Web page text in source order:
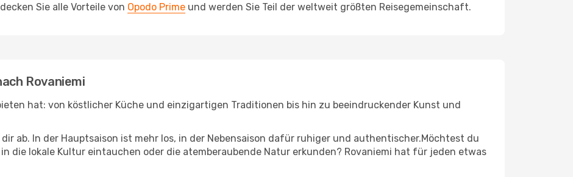
Sie alle Vorteile von Opodo Prime und werden Sie Teil der weltweit größten Reisegemeinschaft.
Rovaniemi
hat: von köstlicher Küche und einzigartigen Traditionen bis hin zu beeindruckender Kunst und
ab. In der Hauptsaison ist mehr los, in der Nebensaison dafür ruhiger und authentischer.Möchtest du
die lokale Kultur eintauchen oder die atemberaubende Natur erkunden? Rovaniemi hat für jeden etwas